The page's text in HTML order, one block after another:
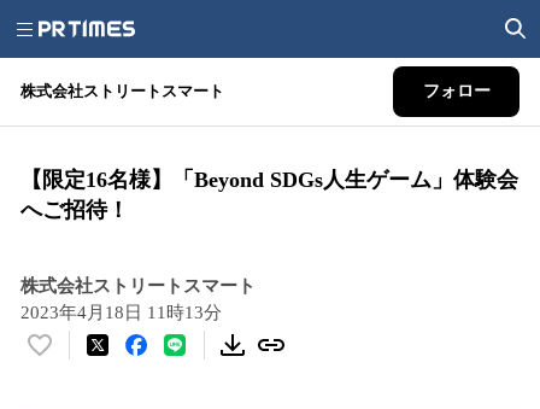
株式会社ストリートスマート フォロー
【限定16名様】「Beyond SDGs人生ゲーム」体験会
へご招待！
株式会社ストリートスマート
2023年4月18日 11時13分
い